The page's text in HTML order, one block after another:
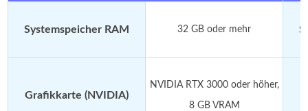
Systemspeicher RAM 32 GB oder mehr
Grafikkarte (NVIDIA)
NVIDIA RTX 3000 oder höher,
8 GB VRAM